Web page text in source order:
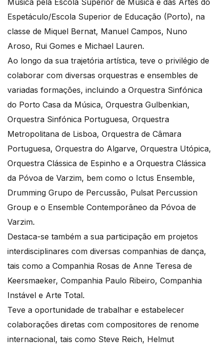
Música pela Escola Superior de Música e das Artes do
Espetáculo/Escola Superior de Educação (Porto), na
classe de Miquel Bernat, Manuel Campos, Nuno
Aroso, Rui Gomes e Michael Lauren.
Ao longo da sua trajetória artística, teve o privilégio de
colaborar com diversas orquestras e ensembles de
variadas formações, incluindo a Orquestra Sinfónica
do Porto Casa da Música, Orquestra Gulbenkian,
Orquestra Sinfónica Portuguesa, Orquestra
Metropolitana de Lisboa, Orquestra de Câmara
Portuguesa, Orquestra do Algarve, Orquestra Utópica,
Orquestra Clássica de Espinho e a Orquestra Clássica
da Póvoa de Varzim, bem como o Ictus Ensemble,
Drumming Grupo de Percussão, Pulsat Percussion
Group e o Ensemble Contemporâneo da Póvoa de
Varzim.
Destaca-se também a sua participação em projetos
interdisciplinares com diversas companhias de dança,
tais como a Companhia Rosas de Anne Teresa de
Keersmaeker, Companhia Paulo Ribeiro, Companhia
Instável e Arte Total.
Teve a oportunidade de trabalhar e estabelecer
colaborações diretas com compositores de renome
internacional, tais como Steve Reich, Helmut